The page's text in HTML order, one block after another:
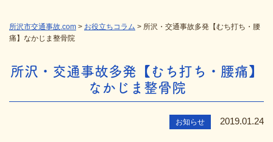
所沢市交通事故.com > お役立ちコラム > 所沢・交通事故多発【むち打ち・腰
痛】なかじま整骨院
所沢・交通事故多発【むち打ち・腰痛】
なかじま整骨院
お知らせ 2019.01.24